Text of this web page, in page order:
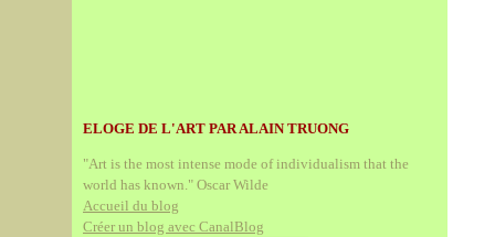
ELOGE DE L'ART PAR ALAIN TRUONG
"Art is the most intense mode of individualism that the
world has known." Oscar Wilde
Accueil du blog
Créer un blog avec CanalBlog